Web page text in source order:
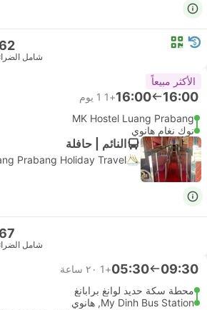
شامل
الأكثر مبيعاً
16:00
16:00
+1
1 يوم
MK Hostel Luang Prabang
نوك نغام هانوي
النائم | حافلة
Prabang Holiday Travel
شامل
09:30
05:30
+1
٢٠ ساعة
محطة سكة حديد لوانغ برابانغ
My Dinh Bus Station, هانوي